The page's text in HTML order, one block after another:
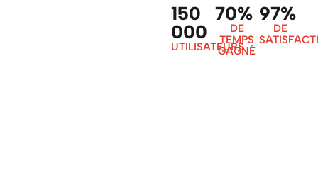
150
000
UTILISATEURS
70%
DE
TEMPS
GAGNÉ
97%
DE